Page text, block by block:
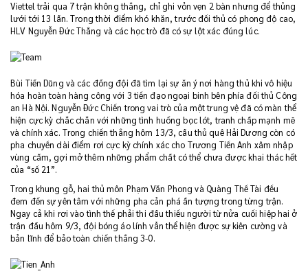
Viettel trải qua 7 trận không thắng, chỉ ghi vỏn vẹn 2 bàn nhưng để thủng
lưới tới 13 lần. Trong thời điểm khó khăn, trước đối thủ có phong độ cao,
HLV Nguyễn Đức Thắng và các học trò đã có sự lột xác đúng lúc.
Bùi Tiến Dũng và các đồng đội đã tìm lại sự ăn ý nơi hàng thủ khi vô hiệu
hóa hoàn toàn hàng công với 3 tiền đạo ngoại binh bên phía đối thủ Công
an Hà Nội. Nguyễn Đức Chiến trong vai trò của một trung vệ đã có màn thể
hiện cực kỳ chắc chắn với những tình huống bọc lót, tranh chấp mạnh mẽ
và chính xác. Trong chiến thắng hôm 13/3, cầu thủ quê Hải Dương còn có
pha chuyền dài điểm rơi cực kỳ chính xác cho Trương Tiến Anh xâm nhập
vùng cấm, gợi mở thêm những phẩm chất có thể chưa được khai thác hết
của “số 21”.
Trong khung gỗ, hai thủ môn Phạm Văn Phong và Quàng Thế Tài đều
đem đến sự yên tâm với những pha cản phá ấn tượng trong từng trận.
Ngay cả khi rơi vào tình thế phải thi đấu thiếu người từ nửa cuối hiệp hai ở
trận đấu hôm 9/3, đội bóng áo lính vẫn thể hiện được sự kiên cường và
bản lĩnh để bảo toàn chiến thắng 3-0.